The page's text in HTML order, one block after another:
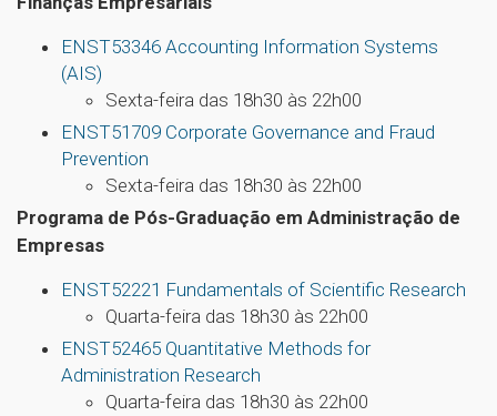
ENST53346 Accounting Information Systems
(AIS)
Sexta-feira das 18h30 às 22h00
ENST51709 Corporate Governance and Fraud
Prevention
Sexta-feira das 18h30 às 22h00
Programa de Pós-Graduação em Administração de
Empresas
ENST52221 Fundamentals of Scientific Research
Quarta-feira das 18h30 às 22h00
ENST52465 Quantitative Methods for
Administration Research
Quarta-feira das 18h30 às 22h00